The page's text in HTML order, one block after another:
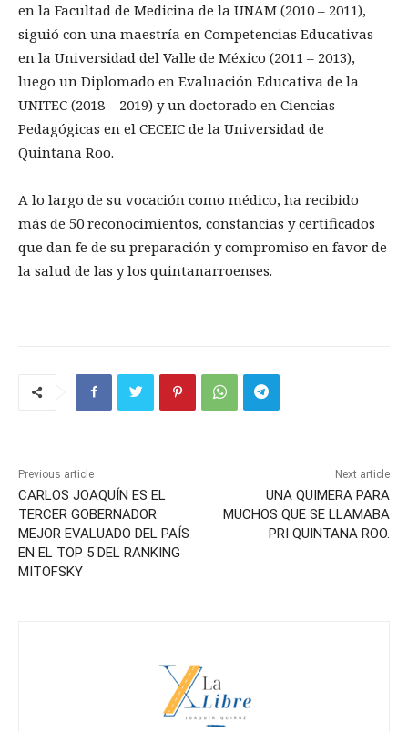
en la Facultad de Medicina de la UNAM (2010 – 2011),
siguió con una maestría en Competencias Educativas
en la Universidad del Valle de México (2011 – 2013),
luego un Diplomado en Evaluación Educativa de la
UNITEC (2018 – 2019) y un doctorado en Ciencias
Pedagógicas en el CECEIC de la Universidad de
Quintana Roo.
A lo largo de su vocación como médico, ha recibido
más de 50 reconocimientos, constancias y certificados
que dan fe de su preparación y compromiso en favor de
la salud de las y los quintanarroenses.
Previous article
CARLOS JOAQUÍN ES EL
TERCER GOBERNADOR
MEJOR EVALUADO DEL PAÍS
EN EL TOP 5 DEL RANKING
MITOFSKY
Next article
UNA QUIMERA PARA
MUCHOS QUE SE LLAMABA
PRI QUINTANA ROO.